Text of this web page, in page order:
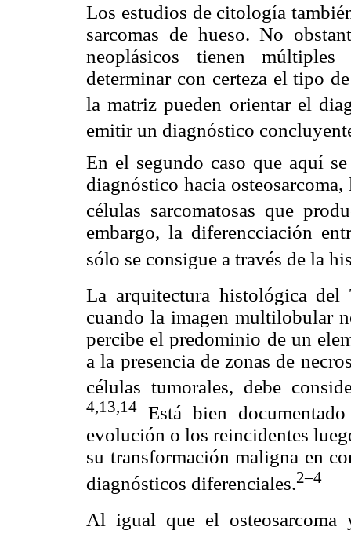
Los estudios de citología
sarcomas de hueso. No
neoplásicos tienen
determinar con certeza el tipo
la matriz pueden orientar el
emitir un diagnóstico
En el segundo caso que aquí
diagnóstico hacia
células sarcomatosas que
embargo, la diferencciación
sólo se consigue a través de la
La arquitectura histológica del
cuando la imagen multilobular
percibe el predominio de un
a la presencia de zonas de
células tumorales, debe
4,13,14
Está bien
evolución o los reincidentes
su transformación maligna en
diagnósticos diferenciales.2–4
Al igual que el osteosarcoma